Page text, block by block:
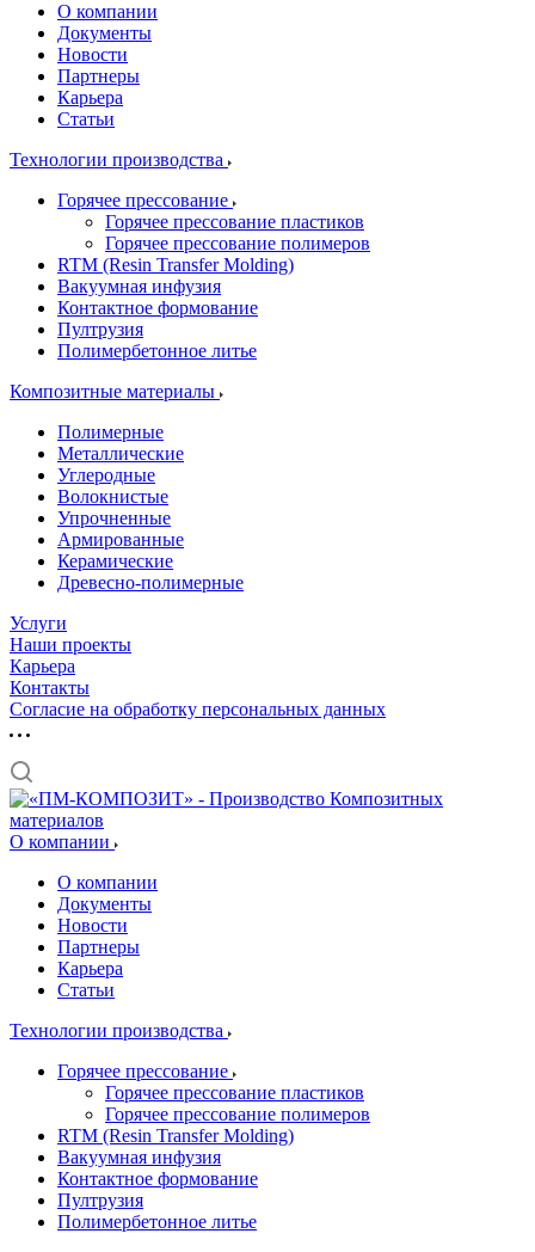
О компании
Документы
Новости
Партнеры
Карьера
Статьи
Технологии производства
Горячее прессование
Горячее прессование пластиков
Горячее прессование полимеров
RTM (Resin Transfer Molding)
Вакуумная инфузия
Контактное формование
Пултрузия
Полимербетонное литье
Композитные материалы
Полимерные
Металлические
Углеродные
Волокнистые
Упрочненные
Армированные
Керамические
Древесно-полимерные
Услуги
Наши проекты
Карьера
Контакты
Согласие на обработку персональных данных
О компании
О компании
Документы
Новости
Партнеры
Карьера
Статьи
Технологии производства
Горячее прессование
Горячее прессование пластиков
Горячее прессование полимеров
RTM (Resin Transfer Molding)
Вакуумная инфузия
Контактное формование
Пултрузия
Полимербетонное литье